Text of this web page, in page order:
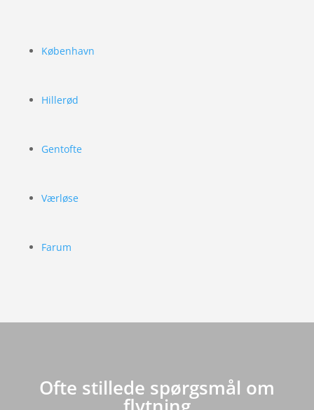
København
Hillerød
Gentofte
Værløse
Farum
Ofte stillede spørgsmål om